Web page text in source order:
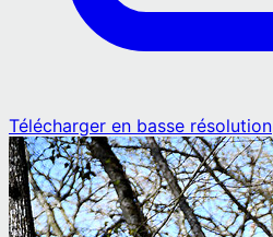
Télécharger en basse résolution